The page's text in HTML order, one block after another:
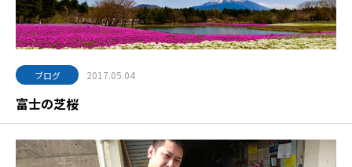
ブログ 2017.05.04
富士の芝桜